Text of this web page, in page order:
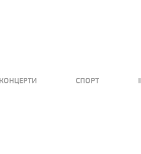
КОНЦЕРТИ СПОРТ